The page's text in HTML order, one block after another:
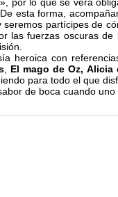
esta forma,
seremos partícipes de
las fuerzas oscuras de
heroica con
El mago de Oz, Alicia
para todo el que
de boca cuando uno